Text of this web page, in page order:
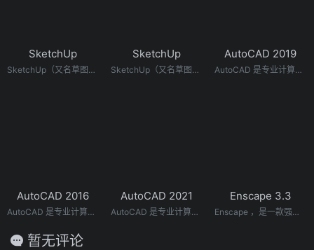
SketchUp
SketchUp（又名草图大师）是一款3D模型设计软件，可以极其快速和方便地对三维创意进行创建、观察和修改，是专门为配合设计人员的设计过程而研发的。同时可以导出透视图、DWG或DXF格式的2D向量文件等尺寸正确的平面图形。它是一款超级优秀的建筑草图工具，简单易学强大。
SketchUp
SketchUp（又名草图大师）是一款3D模型设计软件，可以极其快速和方便地对三维创意进行创建、观察和修改，是专门为配合设计人员的设计过程而研发的。同时可以导出透视图、DWG或DXF格式的2D向量文件等尺寸正确的平面图形。它是一款超级优秀的建筑草图工具，简单易学强大。
AutoCAD 2019
AutoCAD 是专业计算机辅助设计软件，用于二维绘图、详细绘制、设计文档和基本三维设计，广泛应用于室内设计、机械设计、工业制图、工程制图、土木建筑、装饰装潢、服装加工等多个行业领域。
AutoCAD 2016
AutoCAD 是专业计算机辅助设计软件，用于二维绘图、详细绘制、设计文档和基本三维设计，广泛应用于室内设计、机械设计、工业制图、工程制图、土木建筑、装饰装潢、服装加工等多个行业领域。
AutoCAD 2021
AutoCAD 是专业计算机辅助设计软件，用于二维绘图、详细绘制、设计文档和基本三维设计，广泛应用于室内设计、机械设计、工业制图、工程制图、土木建筑、装饰装潢、服装加工等多个行业领域。
Enscape 3.3
Enscape ，是一款强大的渲染器，用于AUTODESKREVIT，Sketchup，Rhinoceros和Archicad的实时渲染.
暂无评论